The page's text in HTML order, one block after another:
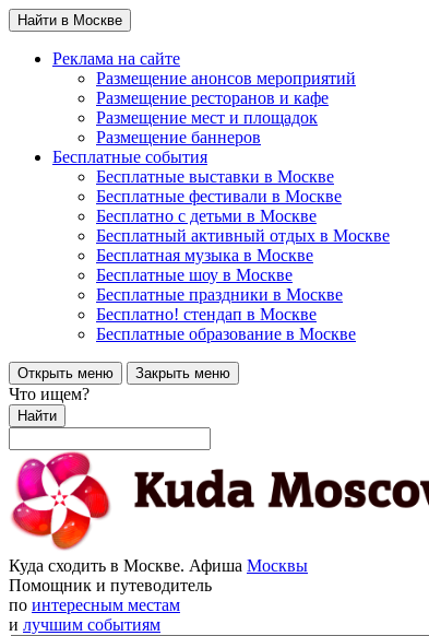
Найти в Москве
Реклама на сайте
Размещение анонсов мероприятий
Размещение ресторанов и кафе
Размещение мест и площадок
Размещение баннеров
Бесплатные события
Бесплатные выставки в Москве
Бесплатные фестивали в Москве
Бесплатно с детьми в Москве
Бесплатный активный отдых в Москве
Бесплатная музыка в Москве
Бесплатные шоу в Москве
Бесплатные праздники в Москве
Бесплатно! стендап в Москве
Бесплатные образование в Москве
Открыть меню Закрыть меню
Что ищем?
Найти
Куда сходить в Москве. Афиша Москвы
Помощник и путеводитель
по интересным местам
и лучшим событиям